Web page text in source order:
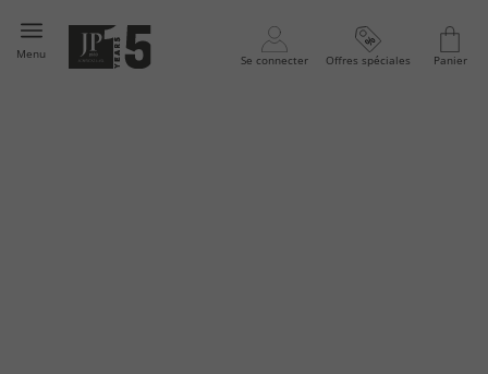
Menu Se connecter Offres spéciales Panier